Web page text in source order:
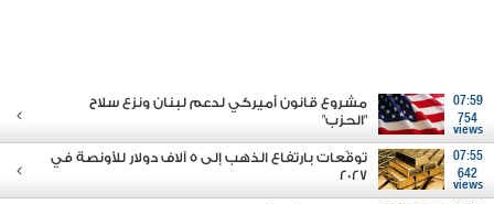
07:59
754
views
مشروع قانون أميركي لدعم لبنان ونزع سلاح
"الحزب"
07:55
642
views
توقّعات بارتفاع الذهب إلى 5 آلاف دولار للأونصة في
2027